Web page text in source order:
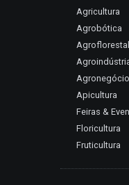
Agricultura
Agrobótica
Agroflorestal
Agronegócio
Apicultura
Feiras &
Floricultura
Fruticultura